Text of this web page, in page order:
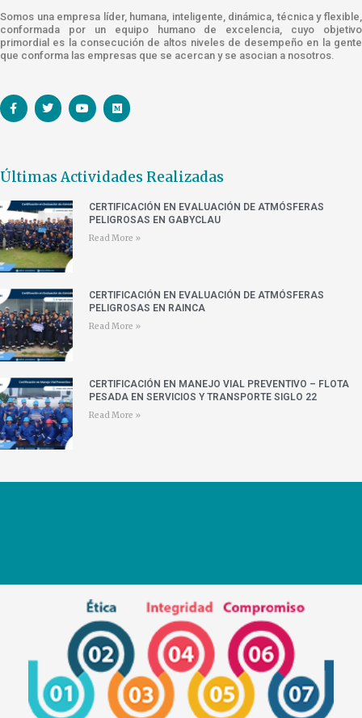
Somos una empresa líder, humana, inteligente, dinámica, técnica y flexible,
conformada por un equipo humano de excelencia, cuyo objetivo
primordial es la consecución de altos niveles de desempeño en la gente
que conforma las empresas que se acercan y se asocian a nosotros.
Últimas Actividades Realizadas
CERTIFICACIÓN EN EVALUACIÓN DE ATMÓSFERAS
PELIGROSAS EN GABYCLAU
Read More »
CERTIFICACIÓN EN EVALUACIÓN DE ATMÓSFERAS
PELIGROSAS EN RAINCA
Read More »
CERTIFICACIÓN EN MANEJO VIAL PREVENTIVO – FLOTA
PESADA EN SERVICIOS Y TRANSPORTE SIGLO 22
Read More »